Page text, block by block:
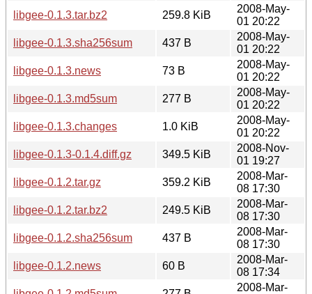
libgee-0.1.3.tar.bz2
259.8 KiB
2008-May-
01 20:22
libgee-0.1.3.sha256sum
437 B
2008-May-
01 20:22
libgee-0.1.3.news
73 B
2008-May-
01 20:22
libgee-0.1.3.md5sum
277 B
2008-May-
01 20:22
libgee-0.1.3.changes
1.0 KiB
2008-May-
01 20:22
libgee-0.1.3-0.1.4.diff.gz
349.5 KiB
2008-Nov-
01 19:27
libgee-0.1.2.tar.gz
359.2 KiB
2008-Mar-
08 17:30
libgee-0.1.2.tar.bz2
249.5 KiB
2008-Mar-
08 17:30
libgee-0.1.2.sha256sum
437 B
2008-Mar-
08 17:30
libgee-0.1.2.news
60 B
2008-Mar-
08 17:34
2008-Mar-